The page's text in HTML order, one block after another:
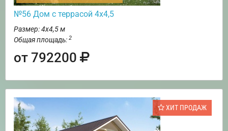
№56 Дом с террасой 4х4,5
Размер: 4х4,5 м
Общая площадь: 2
от 792200
ХИТ ПРОДАЖ